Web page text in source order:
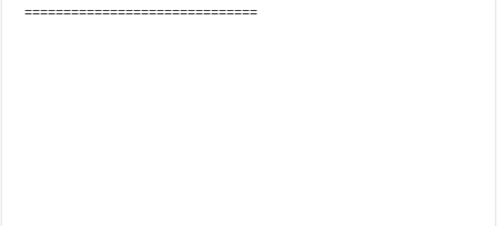
==============================